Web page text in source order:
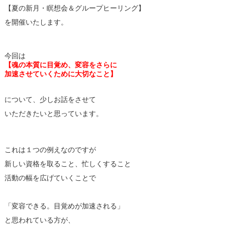
【夏の新月・瞑想会＆グループヒーリング】
を開催いたします。
今回は
【魂の本質に目覚め、変容をさらに
加速させていくために大切なこと】
について、少しお話をさせて
いただきたいと思っています。
これは１つの例えなのですが
新しい資格を取ること、忙しくすること
活動の幅を広げていくことで
「変容できる。目覚めが加速される」
と思われている方が、